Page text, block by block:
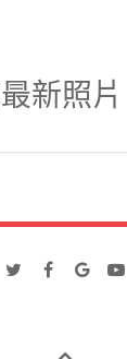
新照片